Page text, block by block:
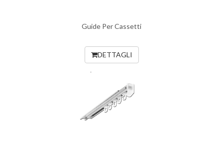
Guide Per Cassetti
DETTAGLI